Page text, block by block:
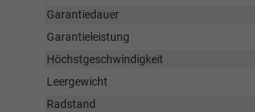
Garantiedauer
Garantieleistung
Höchstgeschwindigkeit
Leergewicht
Radstand